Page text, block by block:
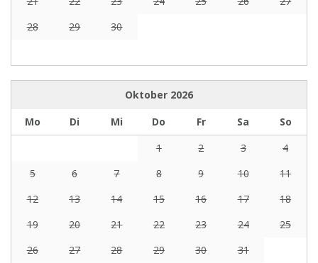
28
29 30
Oktober 2026
Mo
Di Mi Do Fr Sa
So
1
2 3
4
5
6 7 8 9 10
11
12
13 14 15 16 17
18
19
20 21 22 23 24
25
26
27 28 29 30 31